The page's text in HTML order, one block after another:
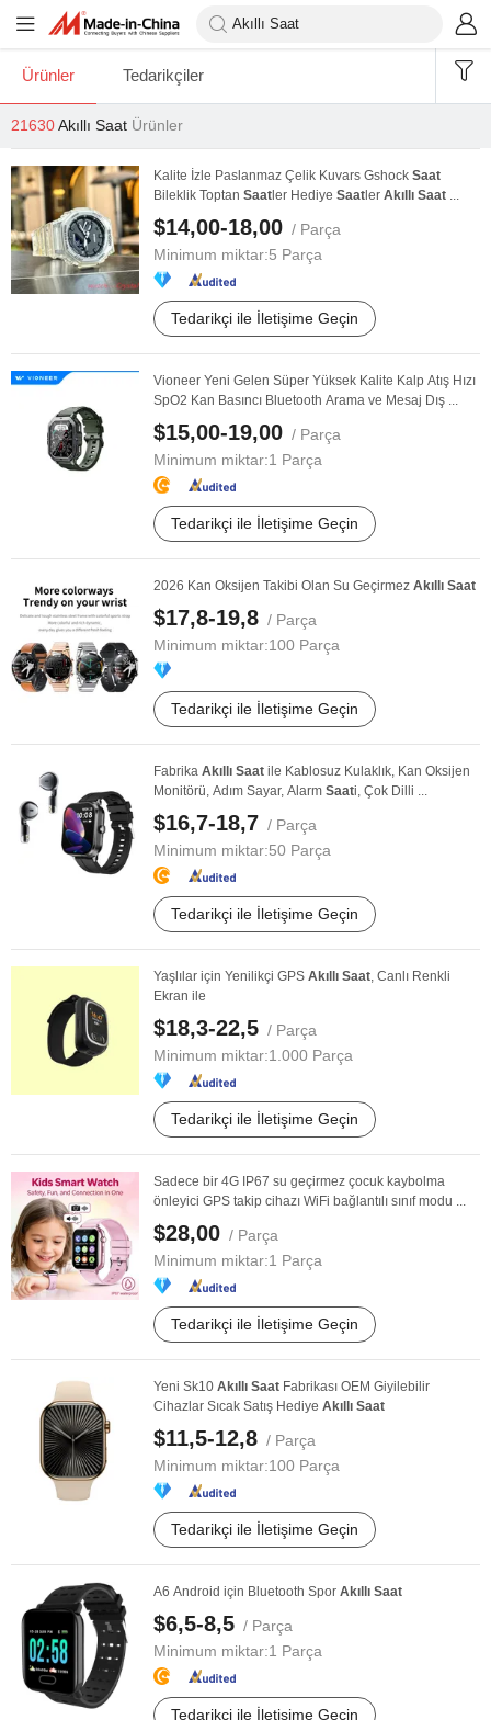
Ürünler Tedarikçiler
21630Akıllı Saat Ürünler
Kalite İzle Paslanmaz Çelik Kuvars Gshock Saat
Bileklik Toptan Saat ler Hediye Saat ler Akıllı Saat ...
$14,00-18,00 / Parça
Minimum miktar:5 Parça
Tedarikçi ile İletişime Geçin
Vioneer Yeni Gelen Süper Yüksek Kalite Kalp Atış Hızı
SpO2 Kan Basıncı Bluetooth Arama ve Mesaj Dış ...
$15,00-19,00 / Parça
Minimum miktar:1 Parça
Tedarikçi ile İletişime Geçin
2026 Kan Oksijen Takibi Olan Su Geçirmez Akıllı Saat
$17,8-19,8 / Parça
Minimum miktar:100 Parça
Tedarikçi ile İletişime Geçin
Fabrika Akıllı Saat ile Kablosuz Kulaklık, Kan Oksijen
Monitörü, Adım Sayar, Alarm Saati, Çok Dilli ...
$16,7-18,7 / Parça
Minimum miktar:50 Parça
Tedarikçi ile İletişime Geçin
Yaşlılar için Yenilikçi GPS Akıllı Saat, Canlı Renkli
Ekran ile
$18,3-22,5 / Parça
Minimum miktar:1.000 Parça
Tedarikçi ile İletişime Geçin
Sadece bir 4G IP67 su geçirmez çocuk kaybolma
önleyici GPS takip cihazı WiFi bağlantılı sınıf modu ...
$28,00 / Parça
Minimum miktar:1 Parça
Tedarikçi ile İletişime Geçin
Yeni Sk10 Akıllı Saat Fabrikası OEM Giyilebilir
Cihazlar Sıcak Satış Hediye Akıllı Saat
$11,5-12,8 / Parça
Minimum miktar:100 Parça
Tedarikçi ile İletişime Geçin
A6 Android için Bluetooth Spor Akıllı Saat
$6,5-8,5 / Parça
Minimum miktar:1 Parça
Tedarikçi ile İletişime Geçin